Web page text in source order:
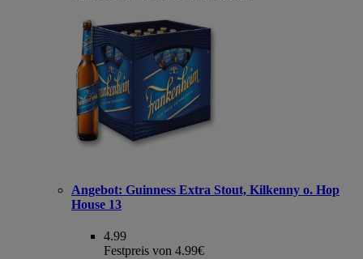
Angebot: Guinness Extra Stout, Kilkenny o. Hop
House 13
4.99
Festpreis von 4.99€